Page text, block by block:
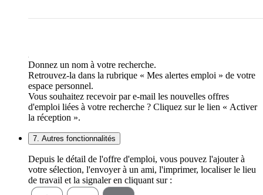
Donnez un nom à votre recherche.
Retrouvez-la dans la rubrique « Mes alertes emploi » de votre
espace personnel.
Vous souhaitez recevoir par e-mail les nouvelles offres
d'emploi liées à votre recherche ? Cliquez sur le lien « Activer
la réception ».
7. Autres fonctionnalités
Depuis le détail de l'offre d'emploi, vous pouvez l'ajouter à
votre sélection, l'envoyer à un ami, l'imprimer, localiser le lieu
de travail et la signaler en cliquant sur :